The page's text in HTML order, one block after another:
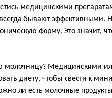
медицинскими
бывают эффективными.
форму. Это значит,
молочницу? Медицинскими
диету, чтобы свести к
ли есть молочные